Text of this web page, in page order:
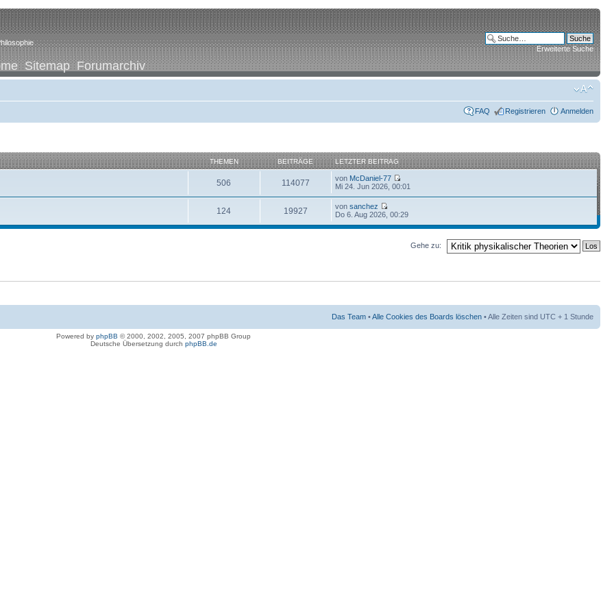
Sitemap Forumarchiv
Erweiterte Suche
FAQ Registrieren Anmelden
THEMEN BEITRÄGE LETZTER BEITRAG
506 114077 von McDaniel-77
Mi 24. Jun 2026, 00:01
124 19927 vonsanchez
Do 6. Aug 2026, 00:29
Gehe zu:
Das Team •Alle Cookies des Boards löschen • Alle Zeiten sind UTC + 1 Stunde
Powered by phpBB © 2000, 2002, 2005, 2007 phpBB Group
Deutsche Übersetzung durch phpBB.de